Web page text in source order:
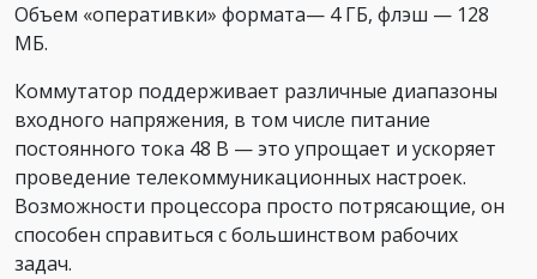
Объем «оперативки» формата— 4 ГБ, флэш — 128
МБ.
Коммутатор поддерживает различные диапазоны
входного напряжения, в том числе питание
постоянного тока 48 В — это упрощает и ускоряет
проведение телекоммуникационных настроек.
Возможности процессора просто потрясающие, он
способен справиться с большинством рабочих
задач.